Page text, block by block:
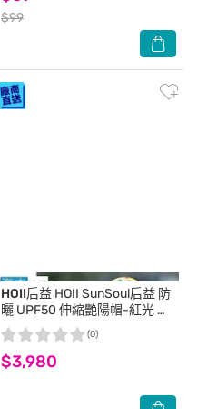
$99
HOII后益 HOII SunSoul后益 防
曬 UPF50 伸縮艷陽帽-紅光 印
花
$3,980
(0)